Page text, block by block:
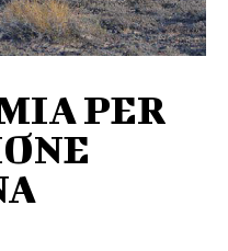
PER